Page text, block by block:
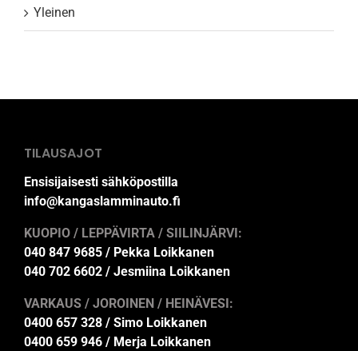
Yleinen
TILAUSAJOT
Ensisijaisesti sähköpostilla
info@kangaslamminauto.fi
KUOPIO / LEPPÄVIRTA / SIILINJÄRVI:
040 847 9685 / Pekka Loikkanen
040 702 6602 / Jesmiina Loikkanen
VARKAUS / JOROINEN / HEINÄVESI:
0400 657 328 / Simo Loikkanen
0400 659 946 / Merja Loikkanen